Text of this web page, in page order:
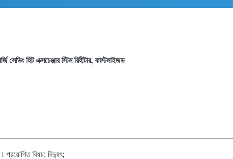
সেভিং হিট এক্সচেঞ্জার স্টিম রিহীটার, কাস্টমাইজড
প্রয়োগিত বিষয়: বিদ্যুৎ;